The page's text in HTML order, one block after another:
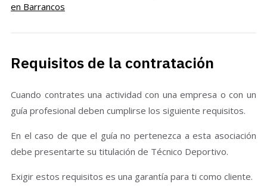
en Barrancos
Requisitos de la contratación
Cuando contrates una actividad con una empresa o con un
guía profesional deben cumplirse los siguiente requisitos.
En el caso de que el guía no pertenezca a esta asociación
debe presentarte su titulación de Técnico Deportivo.
Exigir estos requisitos es una garantía para ti como cliente.